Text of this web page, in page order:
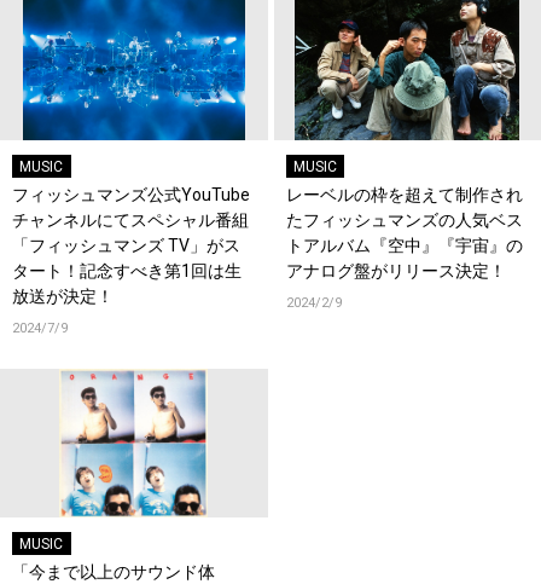
MUSIC
フィッシュマンズ公式YouTube
チャンネルにてスペシャル番組
「フィッシュマンズ TV」がス
タート！記念すべき第1回は生
放送が決定！
2024/7/9
MUSIC
レーベルの枠を超えて制作され
たフィッシュマンズの人気ベス
トアルバム『空中』『宇宙』の
アナログ盤がリリース決定！
2024/2/9
MUSIC
「今まで以上のサウンド体